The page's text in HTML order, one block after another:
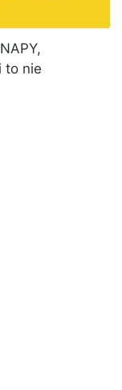
to nie